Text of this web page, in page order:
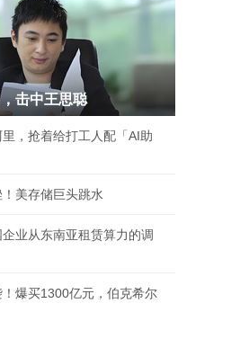
击中王思聪
，抢着给打工人配「AI助
美存储巨头跳水
业从东南亚租赁算力的调
爆买1300亿元，伯克希尔